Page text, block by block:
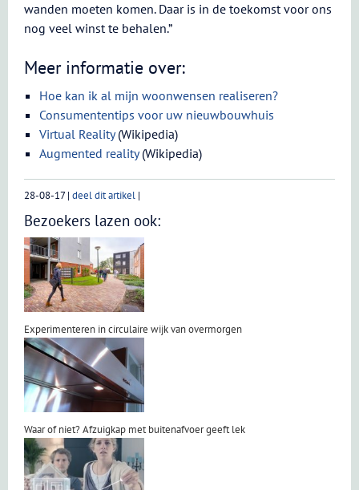
wanden moeten komen. Daar is in de toekomst voor ons
nog veel winst te behalen.”
Meer informatie over:
Hoe kan ik al mijn woonwensen realiseren?
Consumententips voor uw nieuwbouwhuis
Virtual Reality(Wikipedia)
Augmented reality(Wikipedia)
28-08-17| deel dit artikel |
Bezoekers lazen ook:
Experimenteren in circulaire wijk van overmorgen
Waar of niet? Afzuigkap met buitenafvoer geeft lek